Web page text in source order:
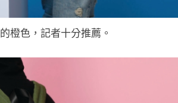
橙色，記者十分推薦。